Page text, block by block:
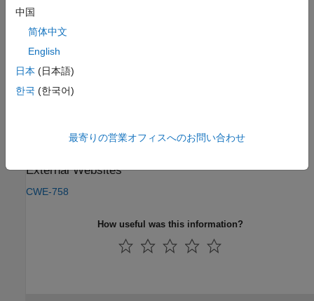
Version History
Introduced in R2024a
See Also
Check CWE (-cwe)
Check for and Review Coding Standard Violations
External Websites
CWE-758
How useful was this information?
中国
简体中文
English
日本 (日本語)
한국 (한국어)
最寄りの営業オフィスへのお問い合わせ